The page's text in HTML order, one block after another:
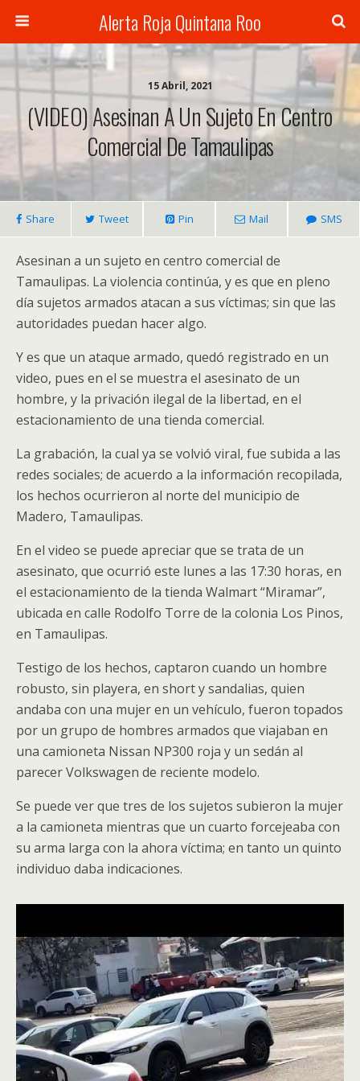
Alerta Roja Quintana Roo
15 Abril, 2021
(VIDEO) Asesinan A Un Sujeto En Centro
Comercial De Tamaulipas
Share Tweet Pin Mail SMS
Asesinan a un sujeto en centro comercial de
Tamaulipas. La violencia continúa, y es que en pleno
día sujetos armados atacan a sus víctimas; sin que las
autoridades puedan hacer algo.
Y es que un ataque armado, quedó registrado en un
video, pues en el se muestra el asesinato de un
hombre, y la privación ilegal de la libertad, en el
estacionamiento de una tienda comercial.
La grabación, la cual ya se volvió viral, fue subida a las
redes sociales; de acuerdo a la información recopilada,
los hechos ocurrieron al norte del municipio de
Madero, Tamaulipas.
En el video se puede apreciar que se trata de un
asesinato, que ocurrió este lunes a las 17:30 horas, en
el estacionamiento de la tienda Walmart “Miramar”,
ubicada en calle Rodolfo Torre de la colonia Los Pinos,
en Tamaulipas.
Testigo de los hechos, captaron cuando un hombre
robusto, sin playera, en short y sandalias, quien
andaba con una mujer en un vehículo, fueron topados
por un grupo de hombres armados que viajaban en
una camioneta Nissan NP300 roja y un sedán al
parecer Volkswagen de reciente modelo.
Se puede ver que tres de los sujetos subieron la mujer
a la camioneta mientras que un cuarto forcejeaba con
su arma larga con la ahora víctima; en tanto un quinto
individuo daba indicaciones.